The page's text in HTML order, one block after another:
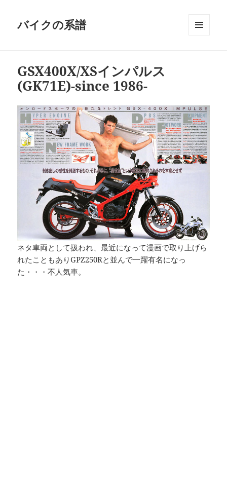
バイクの系譜
GSX400X/XSインパルス
(GK71E)-since 1986-
ネタ車両として扱われ、最近になって漫画で取り上げら
れたこともありGPZ250Rと並んで一躍有名になっ
た・・・不人気車。